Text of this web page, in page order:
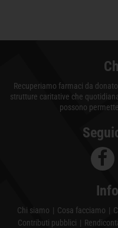
Recuperiamo farmaci da
strutture caritative che
possono
Chi siamo Cosa facciamo
Contributi pubblici